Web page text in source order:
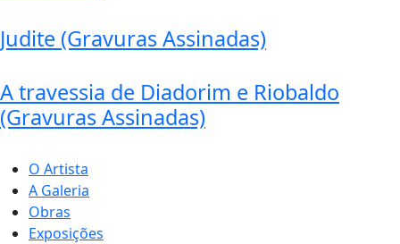
Judite (Gravuras Assinadas)
A travessia de Diadorim e Riobaldo
(Gravuras Assinadas)
O Artista
A Galeria
Obras
Exposições